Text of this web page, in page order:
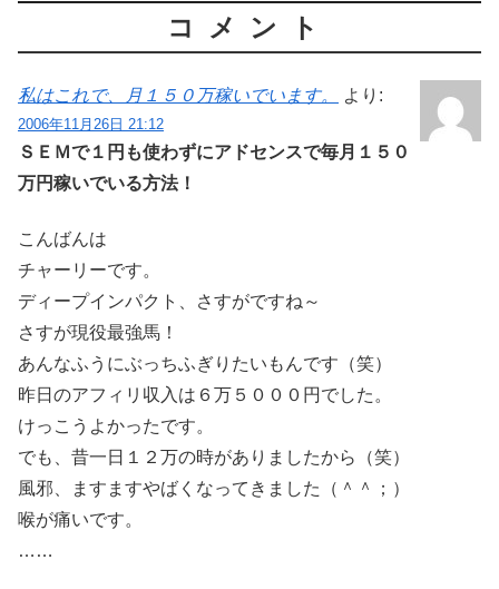
コメント
私はこれで、月１５０万稼いでいます。 より:
2006年11月26日 21:12
ＳＥＭで１円も使わずにアドセンスで毎月１５０
万円稼いでいる方法！
こんばんは
チャーリーです。
ディープインパクト、さすがですね～
さすが現役最強馬！
あんなふうにぶっちふぎりたいもんです（笑）
昨日のアフィリ収入は６万５０００円でした。
けっこうよかったです。
でも、昔一日１２万の時がありましたから（笑）
風邪、ますますやばくなってきました（＾＾；）
喉が痛いです。
……